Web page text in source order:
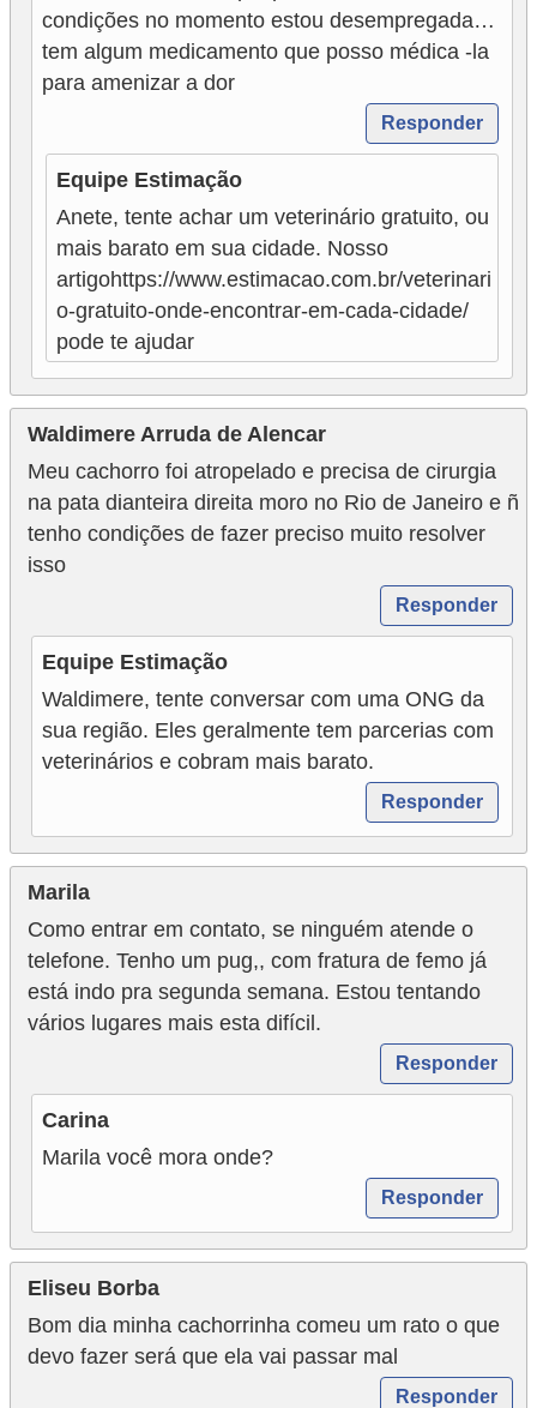
condições no momento estou desempregada…
tem algum medicamento que posso médica -la
para amenizar a dor
Responder
Equipe Estimação
Anete, tente achar um veterinário gratuito, ou
mais barato em sua cidade. Nosso
artigohttps://www.estimacao.com.br/veterinari
o-gratuito-onde-encontrar-em-cada-cidade/
pode te ajudar
Waldimere Arruda de Alencar
Meu cachorro foi atropelado e precisa de cirurgia
na pata dianteira direita moro no Rio de Janeiro e ñ
tenho condições de fazer preciso muito resolver
isso
Responder
Equipe Estimação
Waldimere, tente conversar com uma ONG da
sua região. Eles geralmente tem parcerias com
veterinários e cobram mais barato.
Responder
Marila
Como entrar em contato, se ninguém atende o
telefone. Tenho um pug,, com fratura de femo já
está indo pra segunda semana. Estou tentando
vários lugares mais esta difícil.
Responder
Carina
Marila você mora onde?
Responder
Eliseu Borba
Bom dia minha cachorrinha comeu um rato o que
devo fazer será que ela vai passar mal
Responder
o
R
a
s
d
e
a
n
i
m
a
i
s
V
t
e
r
i
á
r
i
o
s
e
ú
d
a
n
i
m
a